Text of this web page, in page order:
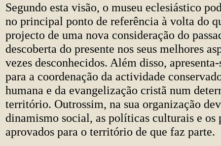
Segundo esta visão, o museu eclesiástico
no principal ponto de referência à volta do
projecto de uma nova consideração do
descoberta do presente nos seus melhores
vezes desconhecidos. Além disso,
para a coordenação da actividade
humana e da evangelização cristã num
território. Outrossim, na sua organização
dinamismo social, as políticas culturais e os
aprovados para o território de que faz parte.